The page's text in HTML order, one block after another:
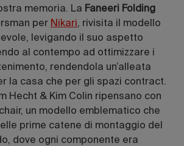
memoria. La Faneeri Folding
per Nikari, rivisita il modello
levigando il suo aspetto
al contempo ad ottimizzare i
rendendola un’alleata
la casa che per gli spazi contract.
Hecht & Kim Colin ripensano con
un modello emblematico che
prime catene di montaggio del
dove ogni componente era